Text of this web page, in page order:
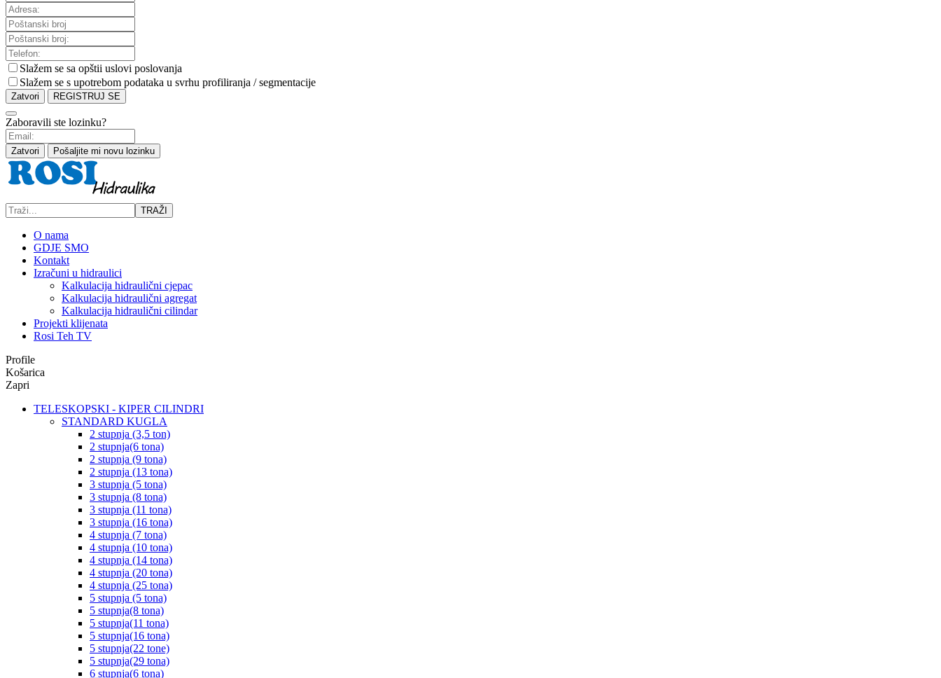
Slažem se sa opštii uslovi poslovanja
Slažem se s upotrebom podataka u svrhu profiliranja / segmentacije
Zatvori REGISTRUJ SE
Zaboravili ste lozinku?
Zatvori Pošaljite mi novu lozinku
TRAŽI
O nama
GDJE SMO
Kontakt
Izračuni u hidraulici
Kalkulacija hidraulični cjepac
Kalkulacija hidraulični agregat
Kalkulacija hidraulični cilindar
Projekti klijenata
Rosi Teh TV
Profile
Košarica
Zapri
TELESKOPSKI - KIPER CILINDRI
STANDARD KUGLA
2 stupnja (3,5 ton)
2 stupnja(6 tona)
2 stupnja (9 tona)
2 stupnja (13 tona)
3 stupnja (5 tona)
3 stupnja (8 tona)
3 stupnja (11 tona)
3 stupnja (16 tona)
4 stupnja (7 tona)
4 stupnja (10 tona)
4 stupnja (14 tona)
4 stupnja (20 tona)
4 stupnja (25 tona)
5 stupnja (5 tona)
5 stupnja(8 tona)
5 stupnja(11 tona)
5 stupnja(16 tona)
5 stupnja(22 tone)
5 stupnja(29 tona)
6 stupnja(6 tona)